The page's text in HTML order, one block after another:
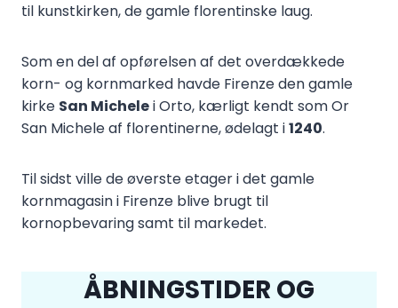
til kunstkirken, de gamle florentinske laug.
Som en del af opførelsen af det overdækkede
korn- og kornmarked havde Firenze den gamle
kirke San Michelei Orto, kærligt kendt som Or
San Michele af florentinerne, ødelagt i1240.
Til sidst ville de øverste etager i det gamle
kornmagasin i Firenze blive brugt til
kornopbevaring samt til markedet.
ÅBNINGSTIDER OG